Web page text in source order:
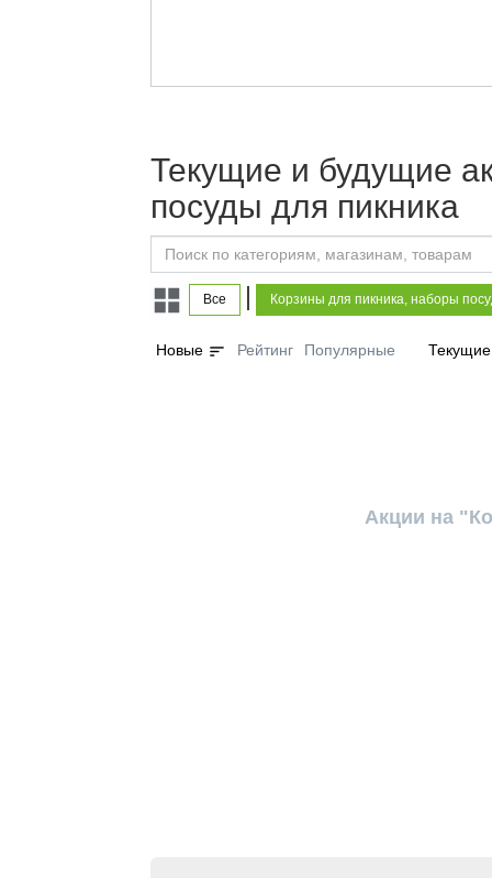
Текущие и будущие
посуды для пикника
Все | Корзины для пикника, наборы
Новые sort Рейтинг Популярные Текущие
Акции на